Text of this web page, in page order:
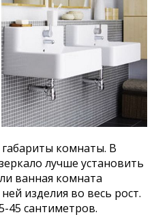
комнаты. В
лучше установить
ванная комната
изделия во весь рост.
45 сантиметров.